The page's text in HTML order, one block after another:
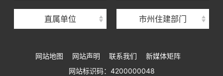
直属单位 湖北省建设工程标准定额管理总站
湖北省住建厅执业资格注册中心
市州住建部门
网站地图 网站声明 联系我们
新媒体矩阵
网站标识码：4200000048